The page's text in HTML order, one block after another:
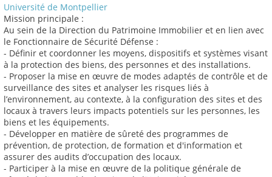
Université de Montpellier
Mission principale :
Au sein de la Direction du Patrimoine Immobilier et en lien avec
le Fonctionnaire de Sécurité Défense :
- Définir et coordonner les moyens, dispositifs et systèmes visant
à la protection des biens, des personnes et des installations.
- Proposer la mise en œuvre de modes adaptés de contrôle et de
surveillance des sites et analyser les risques liés à
l’environnement, au contexte, à la configuration des sites et des
locaux à travers leurs impacts potentiels sur les personnes, les
biens et les équipements.
- Développer en matière de sûreté des programmes de
prévention, de protection, de formation et d'information et
assurer des audits d’occupation des locaux.
- Participer à la mise en œuvre de la politique générale de